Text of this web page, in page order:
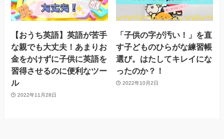
【おうち英語】英語が苦手
な親でも大丈夫！あまりお
金をかけずに子供に英語を
習得させるのに便利なツー
ル
2022年11月28日
「子供の字が汚い！」を直
す子どものひらがな練習帳
選び。はたしてキレイにな
ったのか？！
2022年10月2日